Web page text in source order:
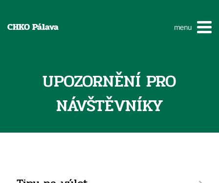
CHKO Pálava menu
UPOZORNĚNÍ PRO
NÁVŠTĚVNÍKY